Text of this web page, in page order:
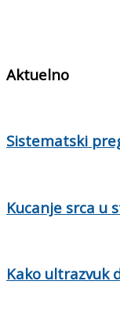
Aktuelno
Sistematski
Kucanje srca u
Kako ultrazvuk